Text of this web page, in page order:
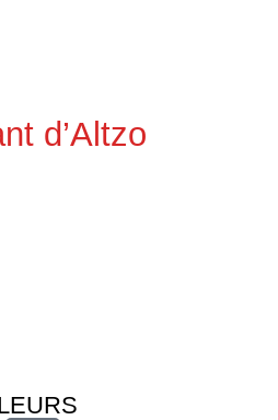
d’Altzo